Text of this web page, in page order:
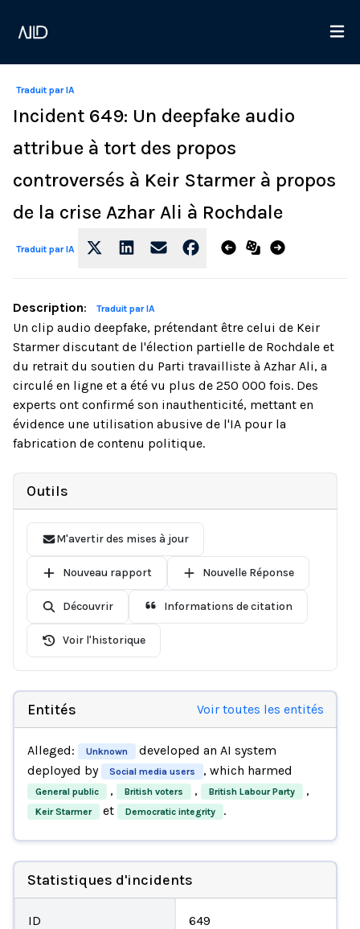
Traduit par IA
Incident 649: Un deepfake audio
attribue à tort des propos
controversés à Keir Starmer à propos
de la crise Azhar Ali à Rochdale
Traduit par IA
Description: Traduit par IA
Un clip audio deepfake, prétendant être celui de Keir
Starmer discutant de l'élection partielle de Rochdale et
du retrait du soutien du Parti travailliste à Azhar Ali, a
circulé en ligne et a été vu plus de 250 000 fois. Des
experts ont confirmé son inauthenticité, mettant en
évidence une utilisation abusive de l'IA pour la
fabrication de contenu politique.
Outils
M'avertir des mises à jour
Nouveau rapport Nouvelle Réponse
Découvrir Informations de citation
Voir l'historique
Entités Voir toutes les entités
Alleged: Unknown
developed an AI system
deployed by
Social media users , which harmed
General public , British voters , British Labour Party ,
Keir Starmer et Democratic integrity .
Statistiques d'incidents
ID 649